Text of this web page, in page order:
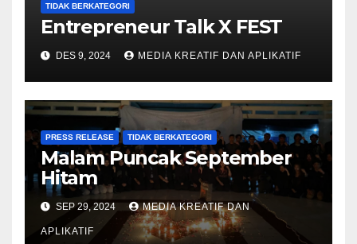
TIDAK BERKATEGORI
Entrepreneur Talk X FEST
DES 9, 2024 MEDIA KREATIF DAN APLIKATIF
PRESS RELEASE TIDAK BERKATEGORI
Malam Puncak September
Hitam
SEP 29, 2024 MEDIA KREATIF DAN
APLIKATIF